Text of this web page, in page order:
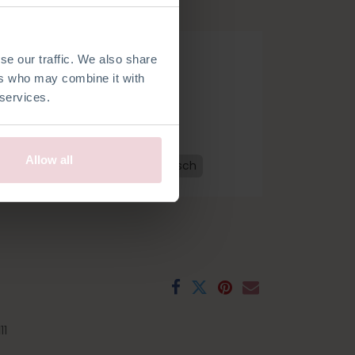
our traffic. We also share
who may combine it with
Allow all
bestellen
Französisch Spanisch